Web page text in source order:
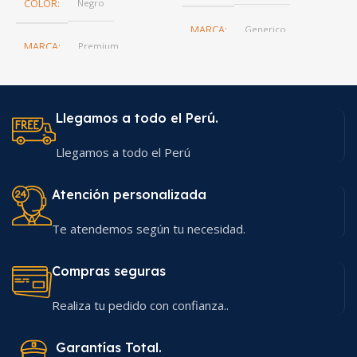
COLOR Negro
MARCA Premium
MARCA Generico
Llegamos a todo el Perú.
Llegamos a todo el Perú
Atención personalizada
Te atendemos según tu necesidad.
Compras seguras
Realiza tu pedido con confianza..
Garantías Total.